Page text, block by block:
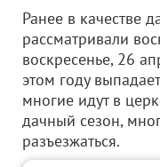
Ранее в качестве
рассматривали
воскресенье, 26
этом году
многие идут в
дачный сезон,
разъезжаться.